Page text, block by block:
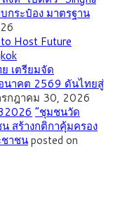
กระป๋อง มาตรฐาน
เตรียมจัด
นาคต 2569 ดันไทยสู่
รกฎาคม 30, 2026
”ชุมชนวัด
สร้างกติกาคุ้มครอง
าชนposted on